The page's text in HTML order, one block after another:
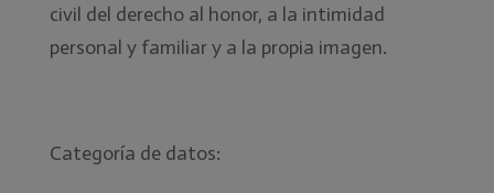
civil del derecho al honor, a la intimidad
personal y familiar y a la propia imagen.
Categoría de datos: